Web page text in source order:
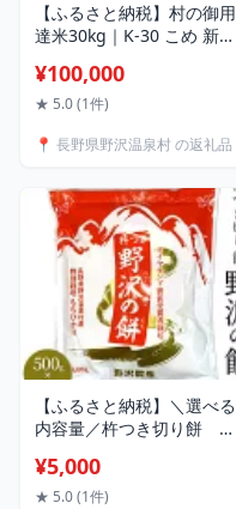
【ふるさと納税】村の御用
達米30kg｜K-30 こめ 新米
リ ごはん ご飯 こだわり 食
味鑑定士監修 もちもち 大
州 野沢温泉村
¥100,000
★ 5.0 (1件)
📍 長野県野沢温泉村 の返礼品
【ふるさと納税】＼選べる
内容量／杵つき切り餅 野
モチ 切りもち 焼き餅 おや
つ 国産もち米 雑煮 おしる
¥5,000
★ 5.0 (1件)